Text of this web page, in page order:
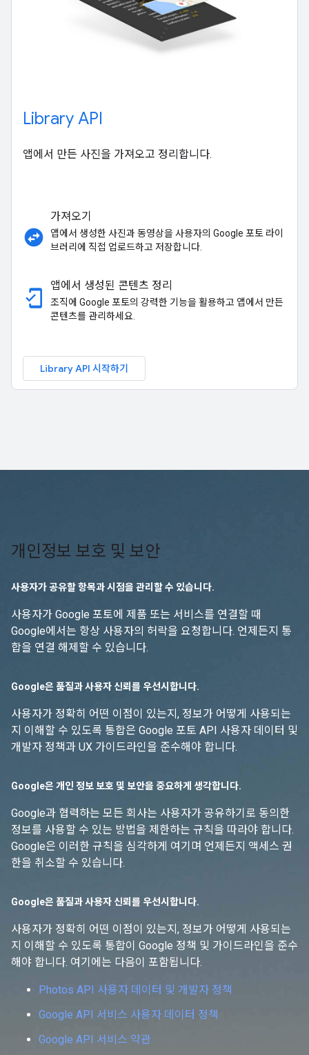
Library API
앱에서 만든 사진을 가져오고 정리합니다.
swap_horizontal_circle
가져오기
앱에서 생성한 사진과 동영상을 사용자의 Google 포토 라이
브러리에 직접 업로드하고 저장합니다.
mobile_friendly
앱에서 생성된 콘텐츠 정리
조직에 Google 포토의 강력한 기능을 활용하고 앱에서 만든
콘텐츠를 관리하세요.
Library API 시작하기
개인정보 보호 및 보안
사용자가 공유할 항목과 시점을 관리할 수 있습니다.
사용자가 Google 포토에 제품 또는 서비스를 연결할 때
Google에서는 항상 사용자의 허락을 요청합니다. 언제든지 통
합을 연결 해제할 수 있습니다.
Google은 품질과 사용자 신뢰를 우선시합니다.
사용자가 정확히 어떤 이점이 있는지, 정보가 어떻게 사용되는
지 이해할 수 있도록 통합은 Google 포토 API 사용자 데이터 및
개발자 정책과 UX 가이드라인을 준수해야 합니다.
Google은 개인 정보 보호 및 보안을 중요하게 생각합니다.
Google과 협력하는 모든 회사는 사용자가 공유하기로 동의한
정보를 사용할 수 있는 방법을 제한하는 규칙을 따라야 합니다.
Google은 이러한 규칙을 심각하게 여기며 언제든지 액세스 권
한을 취소할 수 있습니다.
Google은 품질과 사용자 신뢰를 우선시합니다.
사용자가 정확히 어떤 이점이 있는지, 정보가 어떻게 사용되는
지 이해할 수 있도록 통합이 Google 정책 및 가이드라인을 준수
해야 합니다. 여기에는 다음이 포함됩니다.
Photos API 사용자 데이터 및 개발자 정책
Google API 서비스 사용자 데이터 정책
Google API 서비스 약관